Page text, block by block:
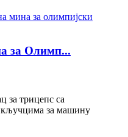
за Олимп...